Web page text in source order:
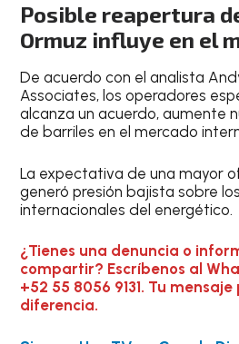
Posible reapertura
Ormuz influye en el
De acuerdo con el analista
Associates, los operadores
alcanza un acuerdo, aumente
de barriles en el mercado
La expectativa de una mayor
generó presión bajista sobre
internacionales del energético.
¿Tienes una denuncia o
compartir? Escríbenos al
+52 55 8056 9131. Tu
diferencia.